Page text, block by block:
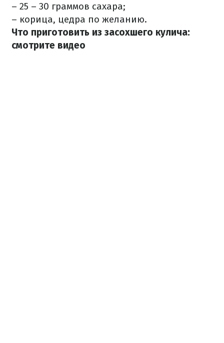
– 25 – 30 граммов сахара;
– корица, цедра по желанию.
Что приготовить из засохшего кулича:
смотрите видео